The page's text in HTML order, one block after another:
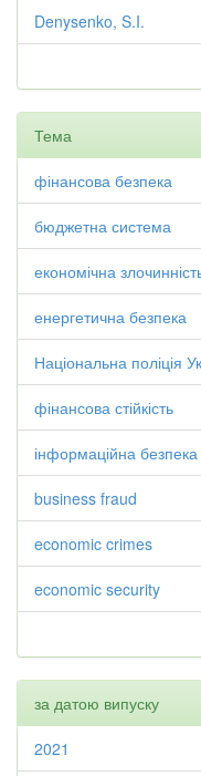
Denysenko, S.I.
Тема
фінансова безпека
бюджетна система
економічна
енергетична безпека
Національна поліція
фінансова стійкість
інформаційна безпека
business fraud
economic crimes
economic security
за датою випуску
2021